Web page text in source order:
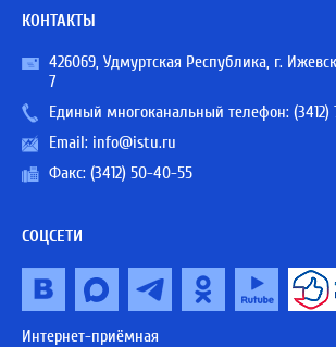
КОНТАКТЫ
426069, Удмуртская Республика, г.
7
Единый многоканальный телефон:
Email: info@istu.ru
Факс: (3412) 50-40-55
СОЦСЕТИ
Интернет-приёмная